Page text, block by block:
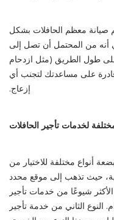
صيانة معظم الحافلات بشكل
أنه من المحتمل أن تصل إلى
طول الطريق (مثل ازدحام
على مساعدتك لتجنب أي
إزعاج.
لخدمات تأجير الحافلات
أنواع مختلفة للاختيار من
حيث تذهب إلى موقع محدد
شيوعًا من خدمات تأجير
النوع الثاني من خدمة تأجير